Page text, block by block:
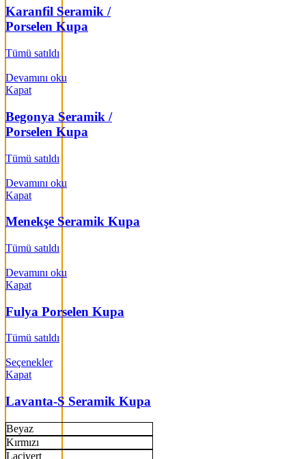
Karanfil Seramik /
Porselen Kupa
Tümü satıldı
Devamını oku
Kapat
Begonya Seramik /
Porselen Kupa
Tümü satıldı
Devamını oku
Kapat
Menekşe Seramik Kupa
Tümü satıldı
Devamını oku
Kapat
Fulya Porselen Kupa
Tümü satıldı
Seçenekler
Kapat
Lavanta-S Seramik Kupa
Beyaz
Kırmızı
Lacivert